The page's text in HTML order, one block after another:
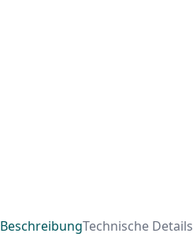
BeschreibungTechnische Details